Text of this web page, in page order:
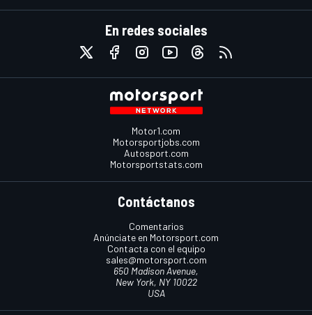
En redes sociales
Motor1.com
Motorsportjobs.com
Autosport.com
Motorsportstats.com
Contáctanos
Comentarios
Anúnciate en Motorsport.com
Contacta con el equipo
sales@motorsport.com
650 Madison Avenue,
New York, NY 10022
USA